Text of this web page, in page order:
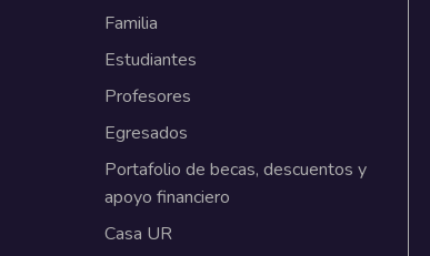
Familia
Estudiantes
Profesores
Egresados
Portafolio de becas, descuentos y
apoyo financiero
Casa UR